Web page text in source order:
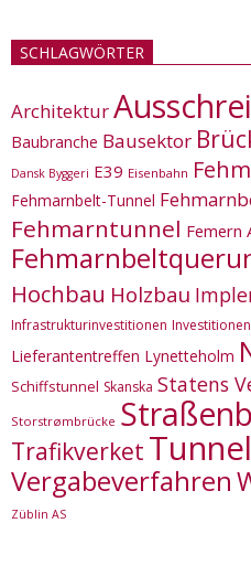
SCHLAGWÖRTER
Architektur
Baubranche Bausektor
Dansk Byggeri E39 Eisenbahn
Fehmarnbelt-Tunnel
Fehmarntunnel Femern
Hochbau Holzbau
Infrastrukturinvestitionen Investitionen
Lieferantentreffen Lynetteholm
Schiffstunnel Skanska Statens
Storstrømbrücke
Trafikverket
Vergabeverfahren
Züblin AS